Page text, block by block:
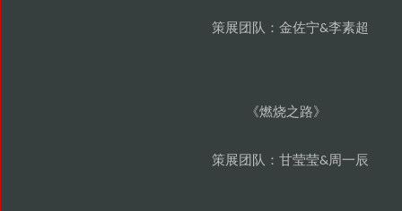
策展团队 ： 金佐宁&李素超
《燃烧之路》
策展团队 ： 甘莹莹& 周一辰